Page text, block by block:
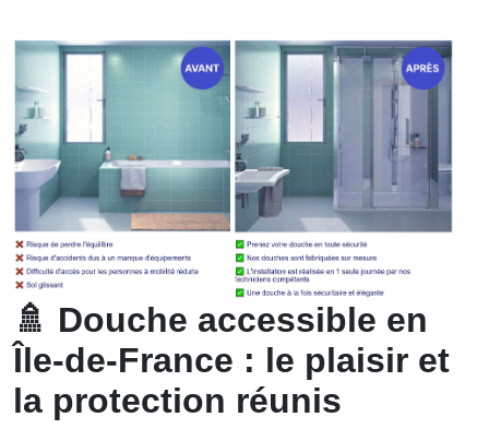
🚿 Douche accessible en
Île-de-France : le plaisir et
la protection réunis